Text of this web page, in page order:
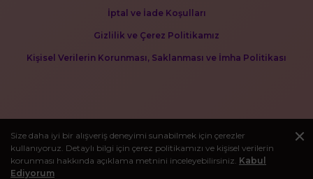
Size daha iyi bir alışveriş deneyimi sunabilmek için çerezler
kullanıyoruz. Detaylı bilgi için çerez politikamızı ve kişisel verilerin
korunması hakkında açıklama metnini inceleyebilirsiniz. Kabul
Ediyorum
İptal ve İade Koşulları
Gizlilik ve Çerez Politikamız
Kişisel Verilerin Korunması, Saklanması ve İmha Politikası